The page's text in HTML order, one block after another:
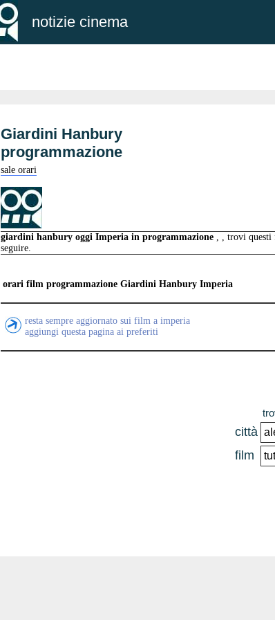
notizie cinema
Giardini Hanbury
programmazione
sale orari
giardini hanbury oggi Imperia in programmazione , , trovi
seguire.
orari film programmazione Giardini Hanbury Imperia
resta sempre aggiornato sui film a imperia
aggiungi questa pagina ai preferiti
città
film